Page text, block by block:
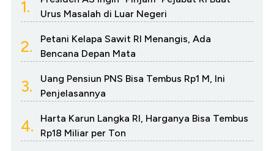
1.
Urus Masalah di Luar Negeri
2.
Petani Kelapa Sawit RI Menangis, Ada
Bencana Depan Mata
3.
Uang Pensiun PNS Bisa Tembus Rp1 M, Ini
Penjelasannya
4.
Harta Karun Langka RI, Harganya Bisa Tembus
Rp18 Miliar per Ton